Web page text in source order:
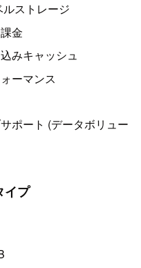
ストレージ
金
みキャッシュ
ーマンス
ポート (データボリュー
イプ